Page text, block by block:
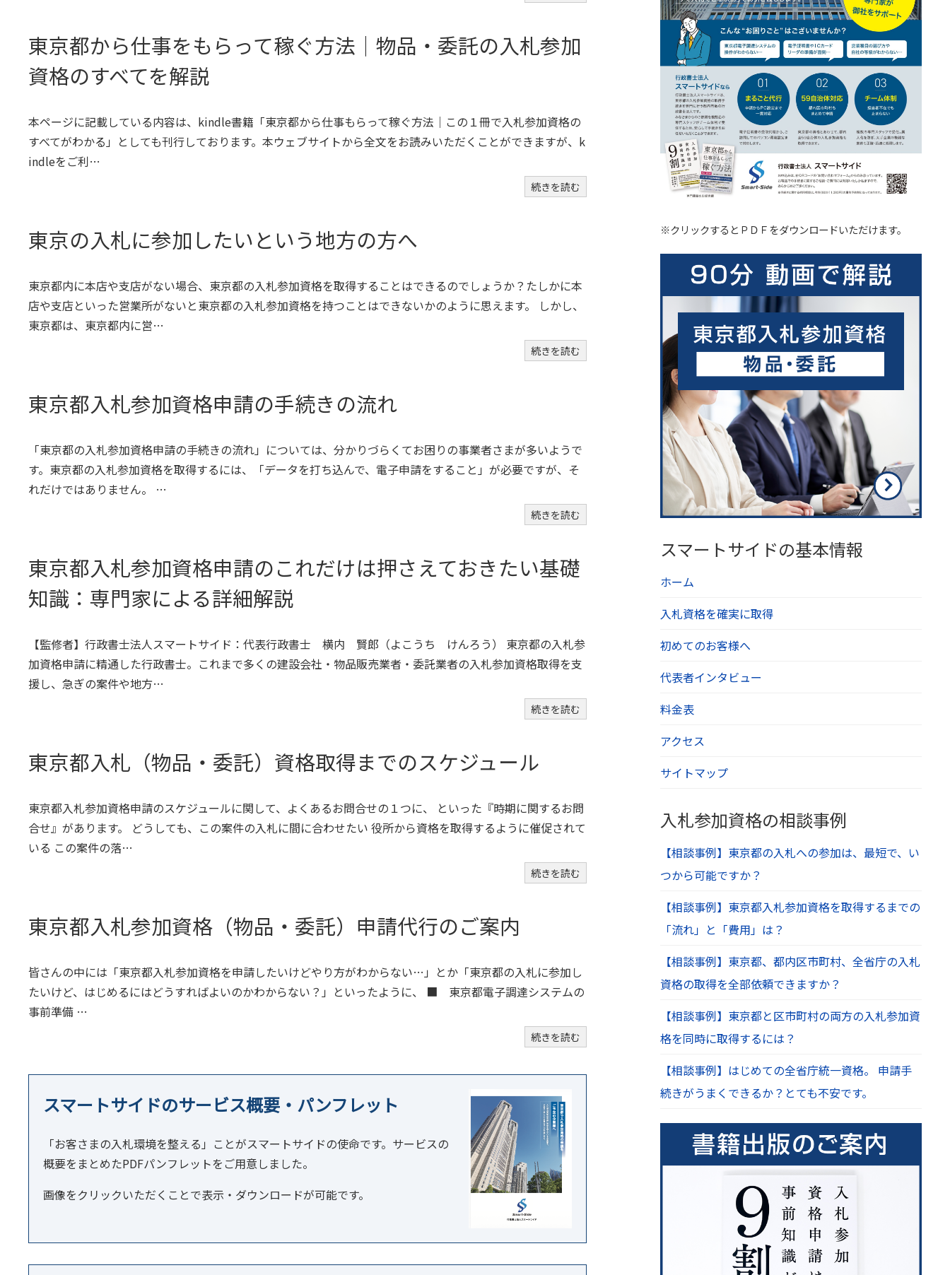
東京都から仕事をもらって稼ぐ方法｜物品・委託の入札参加
資格のすべてを解説
本ページに記載している内容は、kindle書籍「東京都から仕事もらって稼ぐ方法｜この１冊で入札参加資格の
すべてがわかる」としても刊行しております。本ウェブサイトから全文をお読みいただくことができますが、k
indleをご利…
続きを読む
東京の入札に参加したいという地方の方へ
東京都内に本店や支店がない場合、東京都の入札参加資格を取得することはできるのでしょうか？たしかに本
店や支店といった営業所がないと東京都の入札参加資格を持つことはできないかのように思えます。 しかし、
東京都は、東京都内に営…
続きを読む
東京都入札参加資格申請の手続きの流れ
「東京都の入札参加資格申請の手続きの流れ」については、分かりづらくてお困りの事業者さまが多いようで
す。東京都の入札参加資格を取得するには、「データを打ち込んで、電子申請をすること」が必要ですが、そ
れだけではありません。 …
続きを読む
東京都入札参加資格申請のこれだけは押さえておきたい基礎
知識：専門家による詳細解説
【監修者】行政書士法人スマートサイド：代表行政書士 横内 賢郎（よこうち けんろう） 東京都の入札参
加資格申請に精通した行政書士。これまで多くの建設会社・物品販売業者・委託業者の入札参加資格取得を支
援し、急ぎの案件や地方…
続きを読む
東京都入札（物品・委託）資格取得までのスケジュール
東京都入札参加資格申請のスケジュールに関して、よくあるお問合せの１つに、 といった『時期に関するお問
合せ』があります。 どうしても、この案件の入札に間に合わせたい 役所から資格を取得するように催促されて
いる この案件の落…
続きを読む
東京都入札参加資格（物品・委託）申請代行のご案内
皆さんの中には「東京都入札参加資格を申請したいけどやり方がわからない…」とか「東京都の入札に参加し
たいけど、はじめるにはどうすればよいのかわからない？」といったように、 ■ 東京都電子調達システムの
事前準備 …
続きを読む
スマートサイドのサービス概要・パンフレット
「お客さまの入札環境を整える」ことがスマートサイドの使命です。サービスの
概要をまとめたPDFパンフレットをご用意しました。
画像をクリックいただくことで表示・ダウンロードが可能です。
※クリックするとＰＤＦをダウンロードいただけます。
スマートサイドの基本情報
ホーム
入札資格を確実に取得
初めてのお客様へ
代表者インタビュー
料金表
アクセス
サイトマップ
入札参加資格の相談事例
【相談事例】東京都の入札への参加は、最短で、い
つから可能ですか？
【相談事例】東京都入札参加資格を取得するまでの
「流れ」と「費用」は？
【相談事例】東京都、都内区市町村、全省庁の入札
資格の取得を全部依頼できますか？
【相談事例】東京都と区市町村の両方の入札参加資
格を同時に取得するには？
【相談事例】はじめての全省庁統一資格。 申請手
続きがうまくできるか？とても不安です。